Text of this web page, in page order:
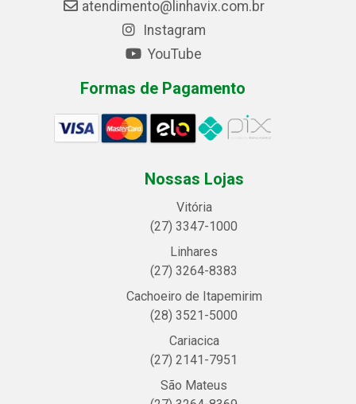
atendimento@linhavix.com.br
Instagram
YouTube
Formas de Pagamento
Nossas Lojas
Vitória
(27) 3347-1000
Linhares
(27) 3264-8383
Cachoeiro de Itapemirim
(28) 3521-5000
Cariacica
(27) 2141-7951
São Mateus